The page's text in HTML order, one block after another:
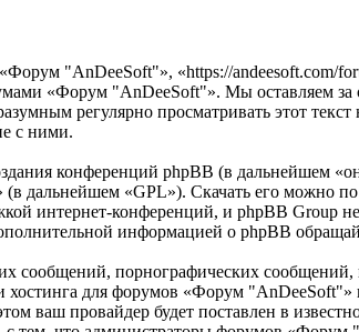
"AnDeeSoft"», «https://andeesoft.com/
«Форум "AnDeeSoft"». Мы оставляем за
регулярно просматривать этот
с ними.
конференций phpBB (в дальнейшем
(в дальнейшем «GPL»). Скачать его можно по
интернет-конференций, и phpBB Group
информацией о phpBB
сообщений, порнографических
хостинга для форумов «Форум
ваш провайдер будет поставлен в